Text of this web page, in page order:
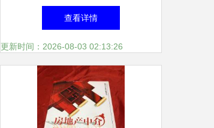
质厂房出租信息——A to Z公
司房地产经纪独家推荐
查看详情
更新时间：2026-08-03 02:13:26